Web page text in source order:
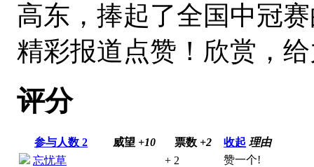
高东，捧起了全国中冠
精彩报道点赞！欣赏，
评分
参与人数 2 威望 +10 票数 +2 收起 理由
忘忧草
+ 2
赞一个!